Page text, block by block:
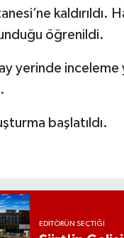
kaldırıldı.
öğrenildi.
yerinde
başlatıldı.
EDITÖRÜN SEÇTIĞI